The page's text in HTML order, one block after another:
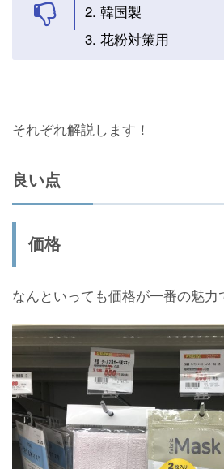
韓国製
花粉対策用
それぞれ解説します！
良い点
価格
なんといっても価格が一番の魅力